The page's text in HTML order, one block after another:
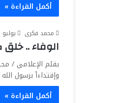
أكمل القراءة »
محمد فكرى يوليو 25, 2026
الوفاء .. خلق
بقلم الإعلامي
وإقتداءٱ برسول
أكمل القراءة »